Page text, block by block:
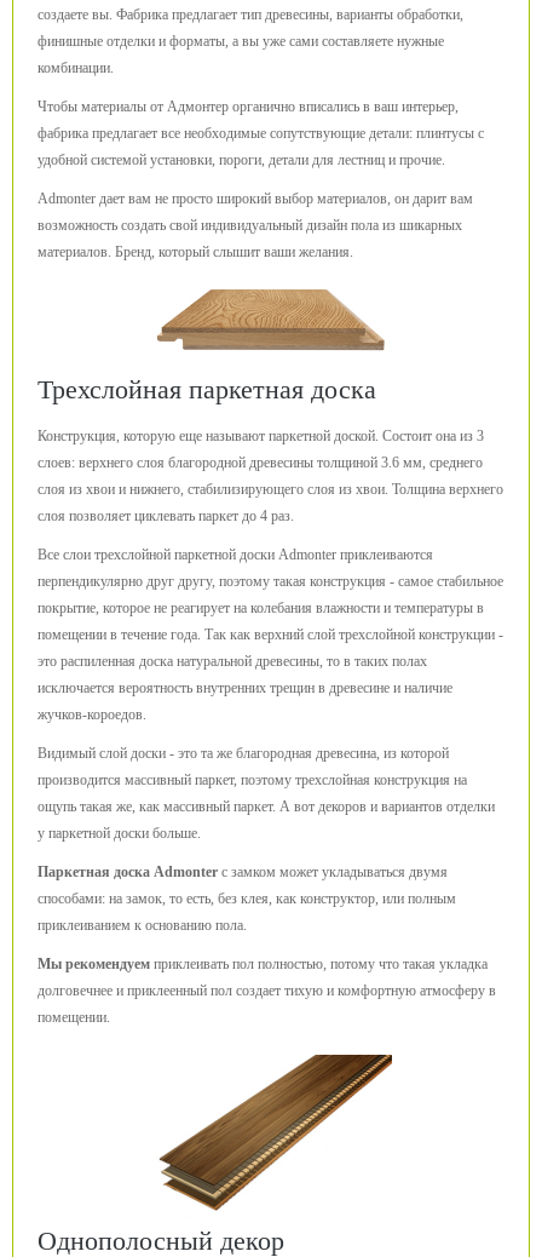
создаете вы. Фабрика предлагает тип древесины, варианты обработки,
финишные отделки и форматы, а вы уже сами составляете нужные
комбинации.
Чтобы материалы от Адмонтер органично вписались в ваш интерьер,
фабрика предлагает все необходимые сопутствующие детали: плинтусы с
удобной системой установки, пороги, детали для лестниц и прочие.
Admonter дает вам не просто широкий выбор материалов, он дарит вам
возможность создать свой индивидуальный дизайн пола из шикарных
материалов. Бренд, который слышит ваши желания.
Трехслойная паркетная доска
Конструкция, которую еще называют паркетной доской. Состоит она из 3
слоев: верхнего слоя благородной древесины толщиной 3.6 мм, среднего
слоя из хвои и нижнего, стабилизирующего слоя из хвои. Толщина верхнего
слоя позволяет циклевать паркет до 4 раз.
Все слои трехслойной паркетной доски Admonter приклеиваются
перпендикулярно друг другу, поэтому такая конструкция - самое стабильное
покрытие, которое не реагирует на колебания влажности и температуры в
помещении в течение года. Так как верхний слой трехслойной конструкции -
это распиленная доска натуральной древесины, то в таких полах
исключается вероятность внутренних трещин в древесине и наличие
жучков-короедов.
Видимый слой доски - это та же благородная древесина, из которой
производится массивный паркет, поэтому трехслойная конструкция на
ощупь такая же, как массивный паркет. А вот декоров и вариантов отделки
у паркетной доски больше.
Паркетная доска Admonter с замком может укладываться двумя
способами: на замок, то есть, без клея, как конструктор, или полным
приклеиванием к основанию пола.
Мы рекомендуем приклеивать пол полностью, потому что такая укладка
долговечнее и приклеенный пол создает тихую и комфортную атмосферу в
помещении.
Однополосный декор